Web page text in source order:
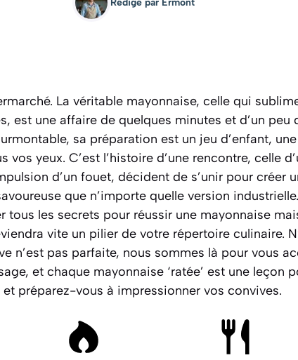
Rédigé par Ermont
La véritable mayonnaise, celle qui
est une affaire de quelques minutes et d’un peu
sa préparation est un jeu d’enfant,
vos yeux. C’est l’histoire d’une rencontre, celle
d’un fouet, décident de s’unir pour créer
que n’importe quelle version
tous les secrets pour réussir une mayonnaise
vite un pilier de votre répertoire culinaire.
n’est pas parfaite, nous sommes là pour vous
et chaque mayonnaise ‘ratée’ est une leçon
préparez-vous à impressionner vos convives.